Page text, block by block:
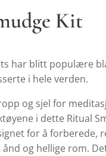
Kit
har blitt populære
i hele verden.
og sjel for
i dette Ritual
for å forberede,
og hellige rom.